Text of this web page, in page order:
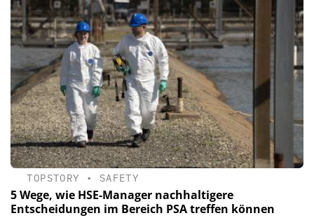
TOPSTORY • SAFETY
5 Wege, wie HSE-Manager nachhaltigere
Entscheidungen im Bereich PSA treffen können